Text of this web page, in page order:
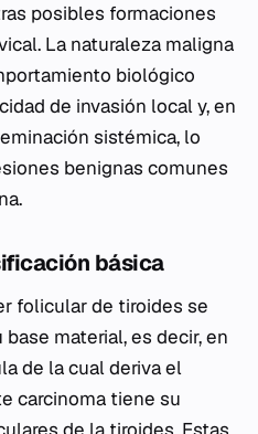
posibles formaciones
La naturaleza maligna
biológico
de invasión local y, en
sistémica, lo
benignas comunes
básica
folicular de tiroides se
material, es decir, en
de la cual deriva el
carcinoma tiene su